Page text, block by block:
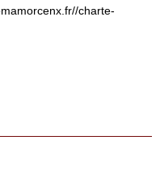
charte-